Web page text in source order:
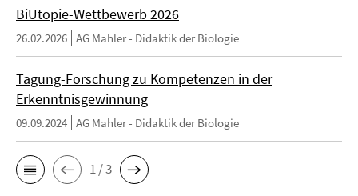
BiUtopie-Wettbewerb 2026
26.02.2026 AG Mahler - Didaktik der Biologie
Tagung-Forschung zu Kompetenzen in der
Erkenntnisgewinnung
09.09.2024 AG Mahler - Didaktik der Biologie
1 / 3